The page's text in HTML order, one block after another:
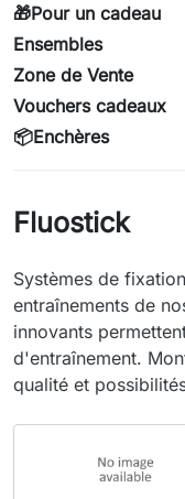
🎁Pour un cadeau
Ensembles
Zone de Vente
Vouchers cadeaux
📦Enchères
Fluostick
Systèmes de
entraînements de
innovants
d'entraînement.
qualité et